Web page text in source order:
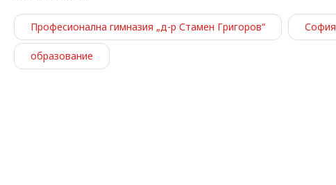
Професионална гимназия „д-р Стамен Григоров“ София
образование